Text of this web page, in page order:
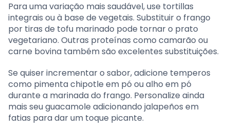
Para uma variação mais saudável, use tortillas
integrais ou à base de vegetais. Substituir o frango
por tiras de tofu marinado pode tornar o prato
vegetariano. Outras proteínas como camarão ou
carne bovina também são excelentes substituições.
Se quiser incrementar o sabor, adicione temperos
como pimenta chipotle em pó ou alho em pó
durante a marinada do frango. Personalize ainda
mais seu guacamole adicionando jalapeños em
fatias para dar um toque picante.